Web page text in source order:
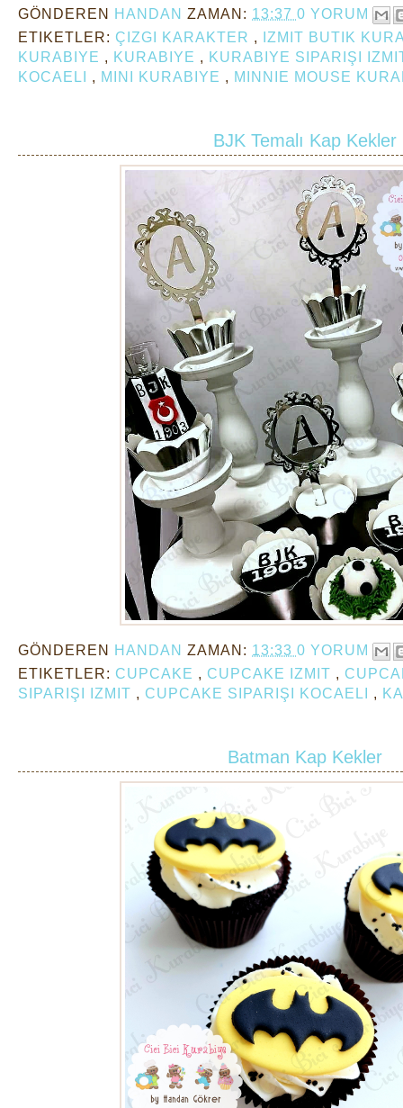
GÖNDEREN HANDAN ZAMAN: 13:37 0 YORUM
ETIKETLER: ÇIZGI KARAKTER ,
IZMIT BUTIK
KURABIYE , KURABIYE , KURABIYE SIPARIŞI
KOCAELI , MINI KURABIYE , MINNIE MOUSE
BJK Temalı Kap Kekler
GÖNDEREN HANDAN ZAMAN: 13:33 0 YORUM
ETIKETLER: CUPCAKE , CUPCAKE IZMIT ,
SIPARIŞI IZMIT , CUPCAKE SIPARIŞI KOCAELI ,
Batman Kap Kekler